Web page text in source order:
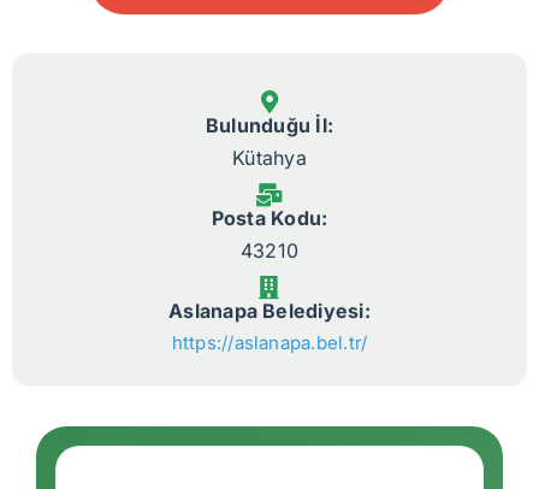
Bulunduğu İl:
Kütahya
Posta Kodu:
43210
Aslanapa Belediyesi:
https://aslanapa.bel.tr/